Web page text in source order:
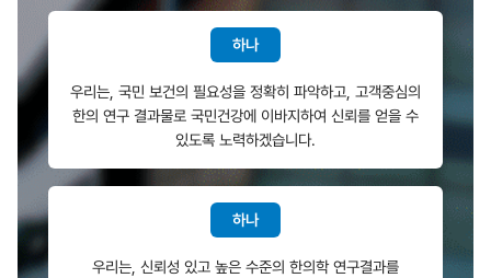
하나
우리는, 국민 보건의 필요성을 정확히 파악하고, 고객중심의
한의 연구 결과물로 국민건강에 이바지하여 신뢰를 얻을 수
있도록 노력하겠습니다.
하나
우리는, 신뢰성 있고 높은 수준의 한의학 연구결과를